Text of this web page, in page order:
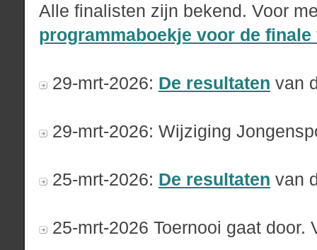
Alle finalisten zijn bekend. Voor
programmaboekje voor de
29-mrt-2026: De resultaten van
29-mrt-2026: Wijziging
25-mrt-2026: De resultaten van
25-mrt-2026 Toernooi gaat